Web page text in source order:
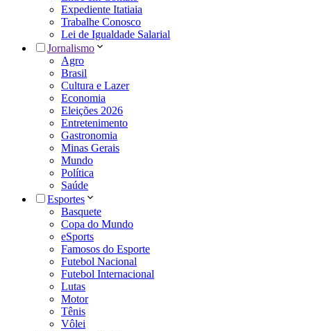
Expediente Itatiaia
Trabalhe Conosco
Lei de Igualdade Salarial
Jornalismo
Agro
Brasil
Cultura e Lazer
Economia
Eleições 2026
Entretenimento
Gastronomia
Minas Gerais
Mundo
Política
Saúde
Esportes
Basquete
Copa do Mundo
eSports
Famosos do Esporte
Futebol Nacional
Futebol Internacional
Lutas
Motor
Tênis
Vôlei